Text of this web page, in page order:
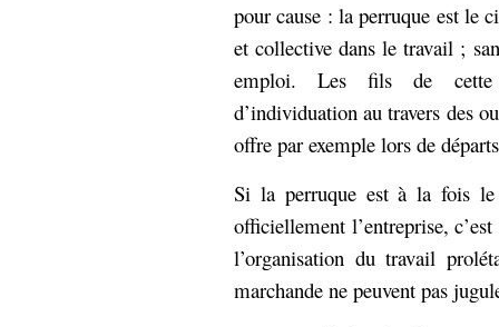
pour cause : la perruque est le
et collective dans le travail ;
emploi. Les fils de cette
d’individuation au travers des
offre par exemple lors de
Si la perruque est à la fois le
officiellement l’entreprise,
l’organisation du travail
marchande ne peuvent pas